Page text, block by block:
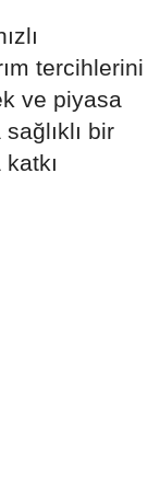
tercihlerini
ve piyasa
bir